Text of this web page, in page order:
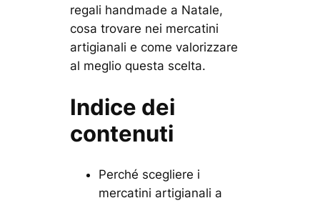
regali handmade a Natale,
cosa trovare nei mercatini
artigianali e come valorizzare
al meglio questa scelta.
Indice dei
contenuti
Perché scegliere i
mercatini artigianali a